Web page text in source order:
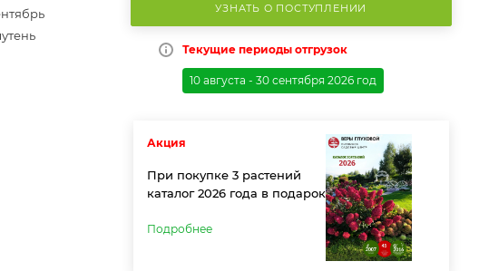
УЗНАТЬ О ПОСТУПЛЕНИИ
Текущие периоды отгрузок
10 августа - 30 сентября 2026 год
Акция
При покупке 3 растений
каталог 2026 года в подарок
Подробнее